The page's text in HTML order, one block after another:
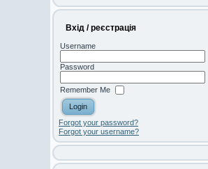
Вхід / реєстрація
Username
Password
Remember Me
Forgot your password?
Forgot your username?